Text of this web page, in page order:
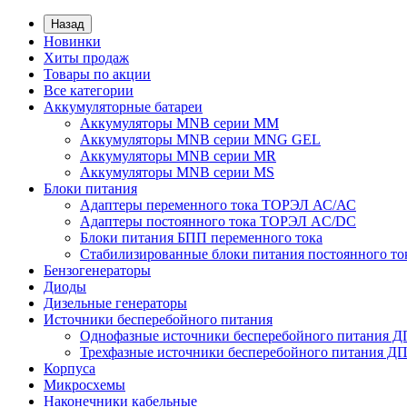
Назад
Новинки
Хиты продаж
Товары по акции
Все категории
Аккумуляторные батареи
Аккумуляторы MNB серии MM
Аккумуляторы MNB серии MNG GEL
Аккумуляторы MNB серии MR
Аккумуляторы MNB серии MS
Блоки питания
Адаптеры переменного тока ТОРЭЛ АС/АС
Адаптеры постоянного тока ТОРЭЛ AC/DC
Блоки питания БПП переменного тока
Стабилизированные блоки питания постоянного
Бензогенераторы
Диоды
Дизельные генераторы
Источники бесперебойного питания
Однофазные источники бесперебойного питания
Трехфазные источники бесперебойного питания
Корпуса
Микросхемы
Наконечники кабельные